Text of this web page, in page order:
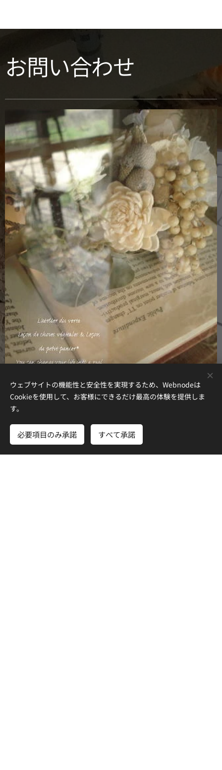
お問い合わせ
Yokosuka city KANAGAWA
無料でホームページを作成しよう！
ウェブサイトの機能性と安全性を実現するため、Webnodeは
Cookieを使用して、お客様にできるだけ最高の体験を提供しま
す。
必要項目のみ承諾 すべて承諾